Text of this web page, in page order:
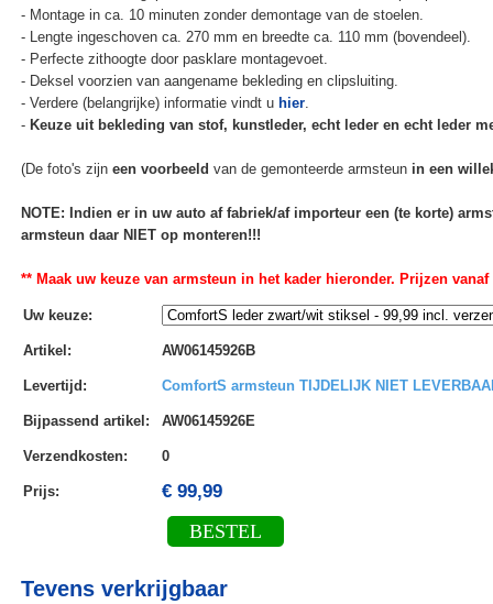
- Montage in ca. 10 minuten zonder demontage van de stoelen.
- Lengte ingeschoven ca. 270 mm en breedte ca. 110 mm (bovendeel).
- Perfecte zithoogte door pasklare montagevoet.
- Deksel voorzien van aangename bekleding en clipsluiting.
- Verdere (belangrijke) informatie vindt u hier.
- Keuze uit bekleding van stof, kunstleder, echt leder en echt leder
(De foto's zijn een voorbeeld van de gemonteerde armsteun in een
NOTE: Indien er in uw auto af fabriek/af importeur een (te korte)
armsteun daar NIET op monteren!!!
** Maak uw keuze van armsteun in het kader hieronder. Prijzen vanaf
Uw keuze:
Artikel : AW06145926B
Levertijd : ComfortS armsteun TIJDELIJK NIET
Bijpassend artikel : AW06145926E
Verzendkosten: 0
Prijs: € 99,99
BESTEL
Tevens verkrijgbaar